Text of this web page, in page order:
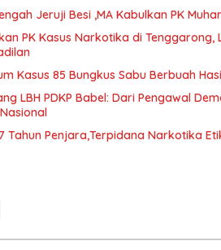
Jeruji Besi ,MA Kabulkan PK
PK Kasus Narkotika di Tenggarong,
Kasus 85 Bungkus Sabu Berbuah
LBH PDKP Babel: Dari Pengawal
Tahun Penjara,Terpidana Narkotika